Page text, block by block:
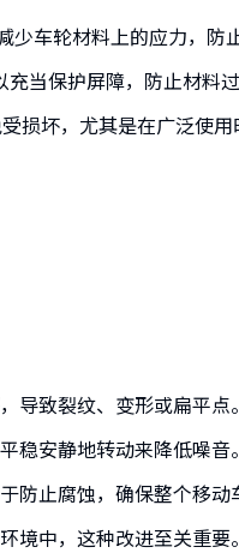
车轮材料上的应力，防
当保护屏障，防止材料过
损坏，尤其是在广泛使用
致裂纹、变形或扁平点。
安静地转动来降低噪音。
止腐蚀，确保整个移动
中，这种改进至关重要。